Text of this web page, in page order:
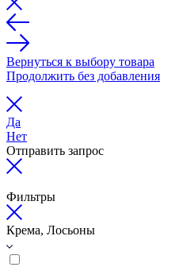
Вернуться к выбору товара
Продолжить без добавления
Да
Нет
Отправить запрос
Фильтры
Крема, Лосьоны